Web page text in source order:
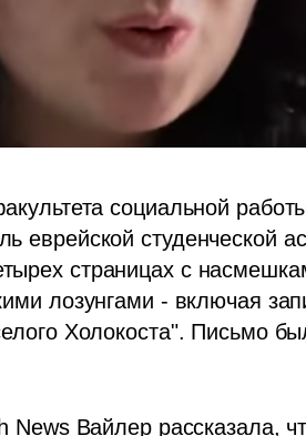
социальной
еврейской студенческой
страницах с
лозунгами - включая
Холокоста". Письмо
News Вайлер рассказала,